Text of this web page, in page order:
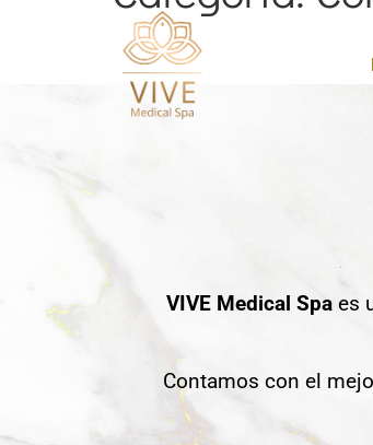
VIVE Medical Spaes
Contamos con el